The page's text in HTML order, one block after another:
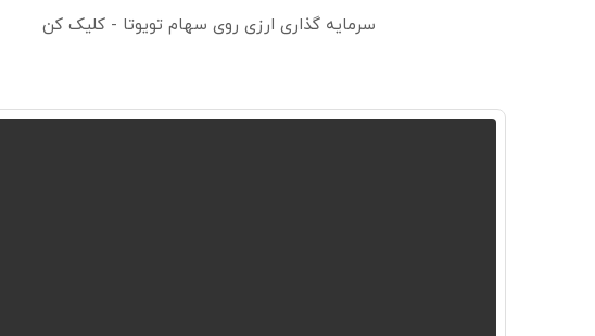
سرمایه گذاری ارزی روی سهام تویوتا - کلیک کن